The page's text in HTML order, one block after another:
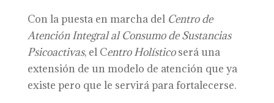
Con la puesta en marcha del Centro de
Atención Integral al Consumo de Sustancias
Psicoactivas, el Centro Holísticoserá una
extensión de un modelo de atención que ya
existe pero que le servirá para fortalecerse.